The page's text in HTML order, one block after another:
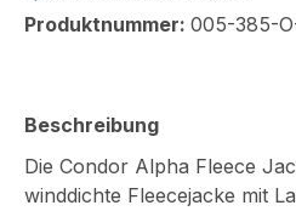
Produktnummer: 005-385-
Beschreibung
Die Condor Alpha Fleece
winddichte Fleecejacke mit